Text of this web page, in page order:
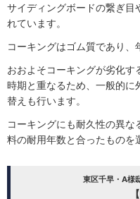
サイディングボードの繋ぎ目
れています。
コーキングはゴム質であり、
おおよそコーキングが劣化す
時期と重なるため、一般的に
替えも行います。
コーキングにも耐久性の異
料の耐用年数と合ったものを
東区千早・A様